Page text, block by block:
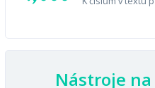
Nástroje